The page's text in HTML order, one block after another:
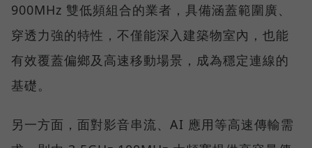
900MHz 雙低頻組合的業者，具備涵蓋範圍廣、
穿透力強的特性，不僅能深入建築物室內，也能
有效覆蓋偏鄉及高速移動場景，成為穩定連線的
基礎。
另一方面，面對影音串流、AI 應用等高速傳輸需